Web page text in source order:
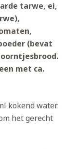
tarwe, ei,
(bevat
met ca.
kokend water.
het gerecht